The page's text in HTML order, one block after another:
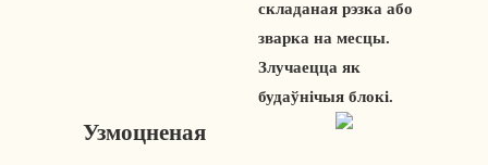
складаная рэзка або
зварка на месцы.
Злучаецца як
будаўнічыя блокі.
Узмоцненая